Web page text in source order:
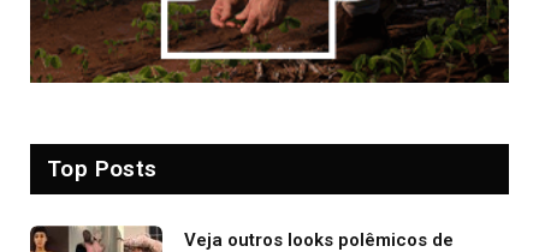
Top Posts
Veja outros looks polêmicos de